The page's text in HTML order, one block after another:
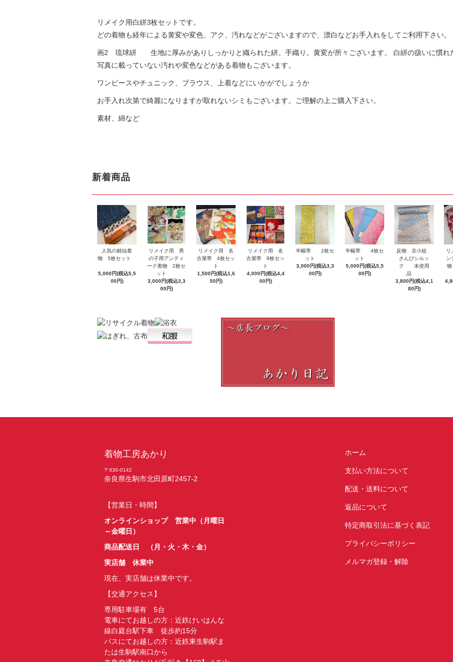
リメイク用白絣3枚セットです。
どの着物も経年による黄変や変色、アク、汚れなどがございますので、漂白などお手入れをしてご利用下さい。
画2 琉球絣 生地に厚みがありしっかりと織られた絣。手織り。黄変が所々ございます。 白絣の扱いに慣れ
写真に載っていない汚れや変色などがある着物もございます。
ワンピースやチュニック、ブラウス、上着などにいかがでしょうか
お手入れ次第で綺麗になりますが取れないシミもございます。ご理解の上ご購入下さい。
素材、綿など
新着商品
人気の銘仙着
物 5枚セット
5,000円(税込5,5
00円)
リメイク用 男
の子用アンティ
ーク着物 2枚セ
ット
3,000円(税込3,3
00円)
リメイク用 名
古屋帯 4枚セッ
ト
1,500円(税込1,6
50円)
リメイク用 名
古屋帯 9枚セッ
ト
4,000円(税込4,4
00円)
半幅帯 2枚セ
ット
3,000円(税込3,3
00円)
半幅帯 4枚セ
ット
5,000円(税込5,5
00円)
反物 京小紋
さんびシルッ
ク 未使用
品
3,800円(税込4,1
80円)
ン
着物工房あかり
〒630-0142
奈良県生駒市北田原町2457-2
【営業日・時間】
オンラインショップ 営業中（月曜日
～金曜日）
商品配送日 （月・火・木・金）
実店舗 休業中
現在、実店舗は休業中です。
【交通アクセス】
専用駐車場有 5台
電車にてお越しの方：近鉄けいはんな
線白庭台駅下車 徒歩約15分
バスにてお越しの方：近鉄東生駒駅ま
たは生駒駅南口から
ホーム
支払い方法について
配送・送料について
返品について
特定商取引法に基づく表記
プライバシーポリシー
メルマガ登録・解除